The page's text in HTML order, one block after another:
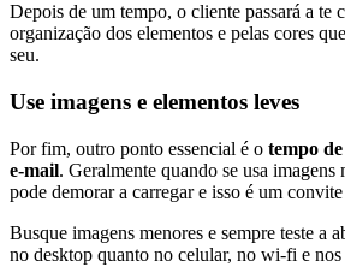
Depois de um tempo, o cliente passará a te
organização dos elementos e pelas cores
seu.
Use imagens e elementos leves
Por fim, outro ponto essencial é o tempo
e-mail. Geralmente quando se usa imagens
pode demorar a carregar e isso é um
Busque imagens menores e sempre teste a
no desktop quanto no celular, no wi-fi e